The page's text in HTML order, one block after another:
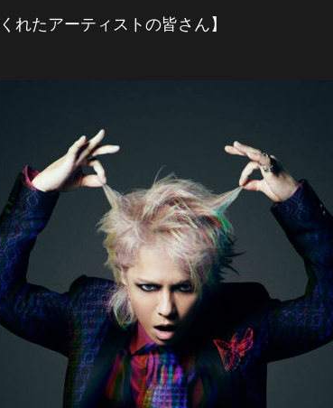
れたアーティストの皆さん】